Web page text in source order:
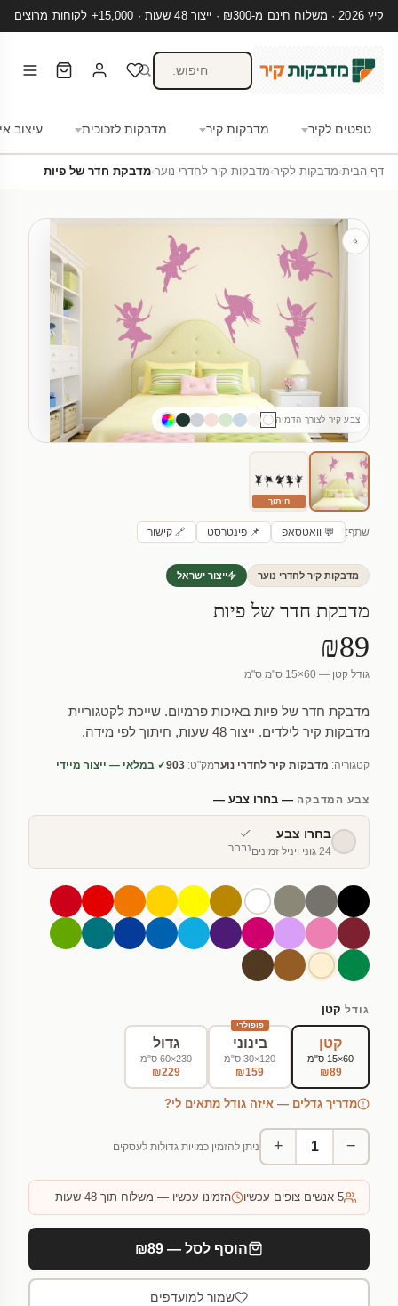
קיץ 2026 · משלוח חינם מ-₪300 · ייצור 48 שעות · 15,000+ לקוחות מרוצים
טפטים לקיר מדבקות קיר מדבקות לזכוכית עיצוב
דף הבית›מדבקות לקיר›מדבקות קיר לחדרי נוער›מדבקת חדר של פיות
צבע קיר לצורך הדמיה
חיתוך
שתף: 💬 וואטסאפ 📌 פינטרסט 🔗 קישור
מדבקות קיר לחדרי נוער ייצור ישראל
מדבקת חדר של פיות
₪89
גודל קטן — 60×15 ס"מ ס"מ
מדבקת חדר של פיות באיכות פרמיום. שייכת לקטגוריית
מדבקות קיר לילדים. ייצור 48 שעות, חיתוך לפי מידה.
קטגוריה: מדבקות קיר לחדרי נוערמק"ט: 903✓ במלאי — ייצור מיידי
צבע המדבקה— בחרו צבע —
בחרו צבע
24 גוני ויניל זמינים נבחר
גודל קטן
קטן
60×15 ס"מ
₪89
פופולרי
בינוני
120×30 ס"מ
₪159
גדול
230×60 ס"מ
₪229
מדריך גדלים — איזה גודל מתאים לי?
−
+ ניתן להזמין כמויות גדולות לעסקים
5 אנשים צופים עכשיו הזמינו עכשיו — משלוח תוך 48 שעות
הוסף לסל — ₪89
שמור למועדפים